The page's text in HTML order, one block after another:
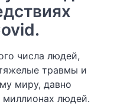
числа людей,
травмы и
миру, давно
миллионах людей.